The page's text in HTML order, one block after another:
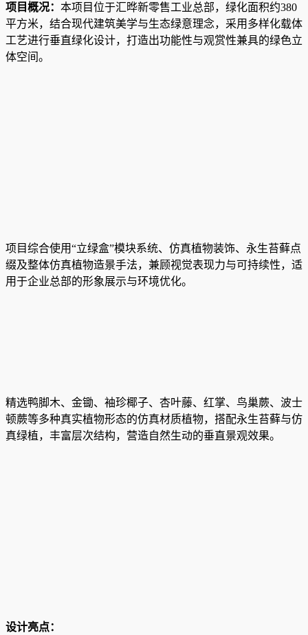
项目概况： 本项目位于汇晔新零售工业总部，绿化面积约380
平方米，结合现代建筑美学与生态绿意理念，采用多样化载体
工艺进行垂直绿化设计，打造出功能性与观赏性兼具的绿色立
体空间。
项目综合使用“立绿盒”模块系统、仿真植物装饰、永生苔藓点
缀及整体仿真植物造景手法，兼顾视觉表现力与可持续性，适
用于企业总部的形象展示与环境优化。
精选鸭脚木、金锄、袖珍椰子、杏叶藤、红掌、鸟巢蕨、波士
顿蕨等多种真实植物形态的仿真材质植物，搭配永生苔藓与仿
真绿植，丰富层次结构，营造自然生动的垂直景观效果。
设计亮点：